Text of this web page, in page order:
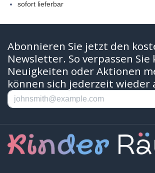
sofort lieferbar
Abonnieren Sie jetzt den
Newsletter. So verpassen Sie
Neuigkeiten oder Aktionen
können sich jederzeit wieder